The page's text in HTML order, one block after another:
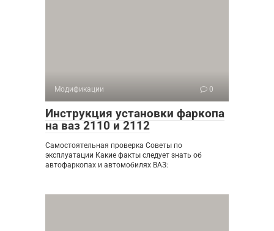
Модификации 0
Инструкция установки фаркопа
на ваз 2110 и 2112
Самостоятельная проверка Советы по
эксплуатации Какие факты следует знать об
автофаркопах и автомобилях ВАЗ: